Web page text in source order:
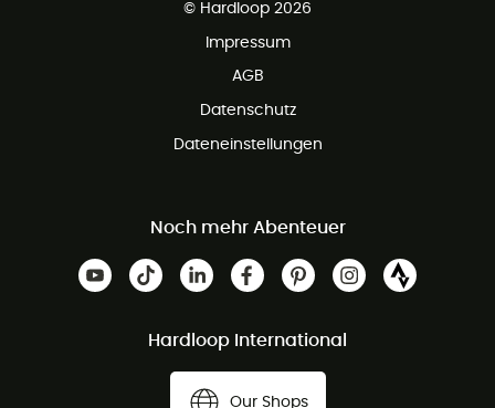
© Hardloop 2026
Impressum
AGB
Datenschutz
Dateneinstellungen
Noch mehr Abenteuer
Hardloop International
Our Shops